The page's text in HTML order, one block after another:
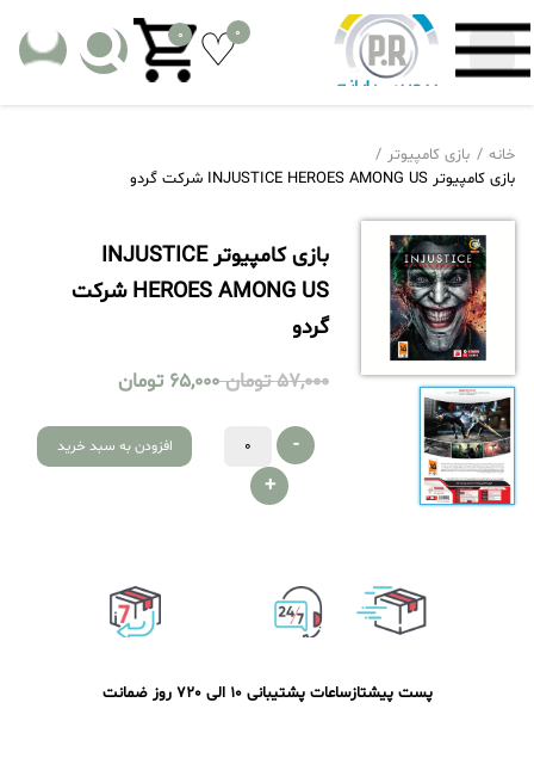
0
0
خانه
بازی کامپیوتر
بازی کامپیوتر INJUSTICE HEROES AMONG US شرکت گردو
بازی کامپیوتر INJUSTICE
HEROES AMONG US شرکت
گردو
57,000 تومان 65,000 تومان
-
+
افزودن به سبد خرید
پست پیشتازساعات پشتیبانی 10 الی 20 7 روز ضمانت